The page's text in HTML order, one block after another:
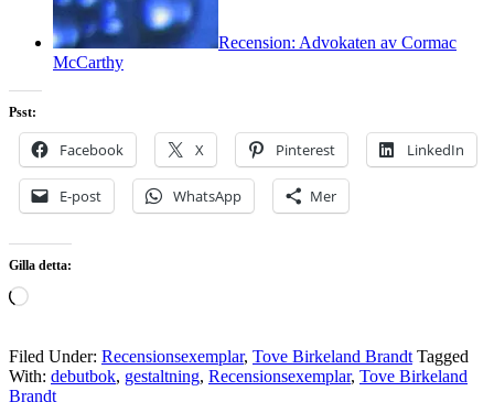
Recension: Advokaten av Cormac
McCarthy
Psst:
Facebook X Pinterest LinkedIn
E-post WhatsApp Mer
Gilla detta:
Laddar
Filed Under: Recensionsexemplar, Tove Birkeland Brandt Tagged
With: debutbok, gestaltning, Recensionsexemplar, Tove Birkeland
Brandt